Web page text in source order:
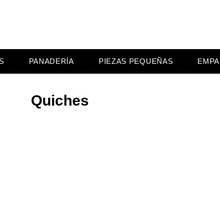
PANADERÍA PIEZAS PEQUEÑAS
Quiches